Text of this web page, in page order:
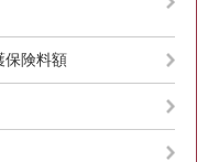
保険料額